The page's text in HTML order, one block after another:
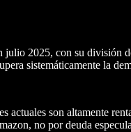
2025, con su división
sistemáticamente la
actuales son altamente
no por deuda